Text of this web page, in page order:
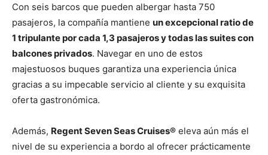
Con seis barcos que pueden albergar hasta 750
pasajeros, la compañía mantiene un excepcional ratio de
1 tripulante por cada 1,3 pasajeros y todas las suites con
balcones privados. Navegar en uno de estos
majestuosos buques garantiza una experiencia única
gracias a su impecable servicio al cliente y su exquisita
oferta gastronómica.
Además, Regent Seven Seas Cruises® eleva aún más el
nivel de su experiencia a bordo al ofrecer prácticamente